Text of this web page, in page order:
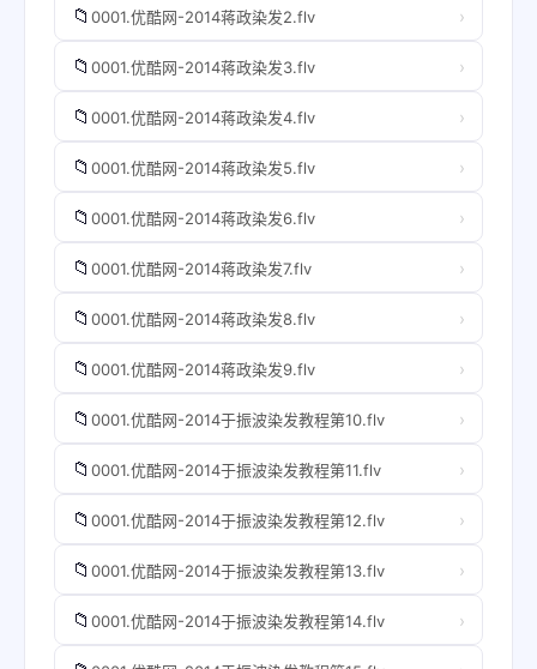
📁 0001.优酷网-2014蒋政染发2.flv ›
📁 0001.优酷网-2014蒋政染发3.flv ›
📁 0001.优酷网-2014蒋政染发4.flv ›
📁 0001.优酷网-2014蒋政染发5.flv ›
📁 0001.优酷网-2014蒋政染发6.flv ›
📁 0001.优酷网-2014蒋政染发7.flv ›
📁 0001.优酷网-2014蒋政染发8.flv ›
📁 0001.优酷网-2014蒋政染发9.flv ›
📁 0001.优酷网-2014于振波染发教程第10.flv ›
📁 0001.优酷网-2014于振波染发教程第11.flv ›
📁 0001.优酷网-2014于振波染发教程第12.flv ›
📁 0001.优酷网-2014于振波染发教程第13.flv ›
📁 0001.优酷网-2014于振波染发教程第14.flv ›